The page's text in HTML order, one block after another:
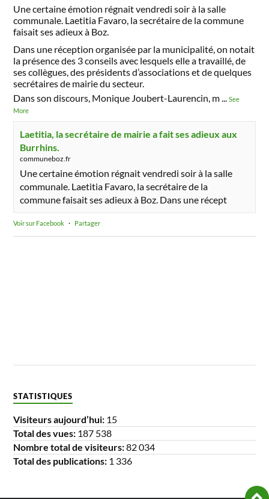
Une certaine émotion régnait vendredi soir à la salle
communale. Laetitia Favaro, la secrétaire de la commune
faisait ses adieux à Boz.
Dans une réception organisée par la municipalité, on notait
la présence des 3 conseils avec lesquels elle a travaillé, de
ses collègues, des présidents d’associations et de quelques
secrétaires de mairie du secteur.
Dans son discours, Monique Joubert-Laurencin, m
...See
More
Laetitia, la secrétaire de mairie a fait ses adieux aux
Burrhins.
communeboz.fr
Une certaine émotion régnait vendredi soir à la salle
communale. Laetitia Favaro, la secrétaire de la
commune faisait ses adieux à Boz. Dans une récept
Voir sur Facebook · Partager
STATISTIQUES
Visiteurs aujourd’hui: 15
Total des vues: 187 538
Nombre total de visiteurs:82 034
Total des publications: 1 336